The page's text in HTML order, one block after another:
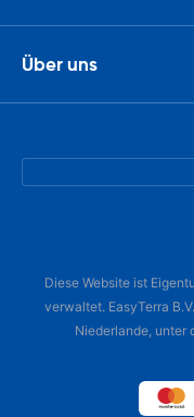
Über uns
Diese Website ist
verwaltet. EasyTerra
Niederlande, unter